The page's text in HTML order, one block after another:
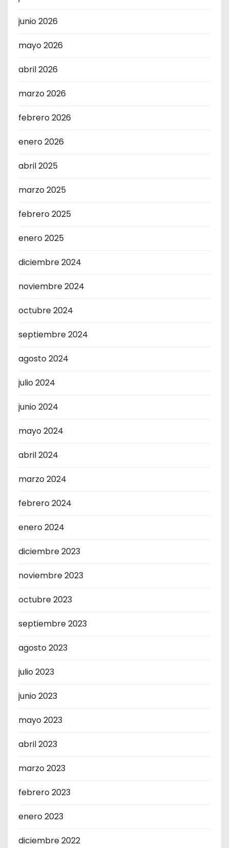
junio 2026
mayo 2026
abril 2026
marzo 2026
febrero 2026
enero 2026
abril 2025
marzo 2025
febrero 2025
enero 2025
diciembre 2024
noviembre 2024
octubre 2024
septiembre 2024
agosto 2024
julio 2024
junio 2024
mayo 2024
abril 2024
marzo 2024
febrero 2024
enero 2024
diciembre 2023
noviembre 2023
octubre 2023
septiembre 2023
agosto 2023
julio 2023
junio 2023
mayo 2023
abril 2023
marzo 2023
febrero 2023
enero 2023
diciembre 2022